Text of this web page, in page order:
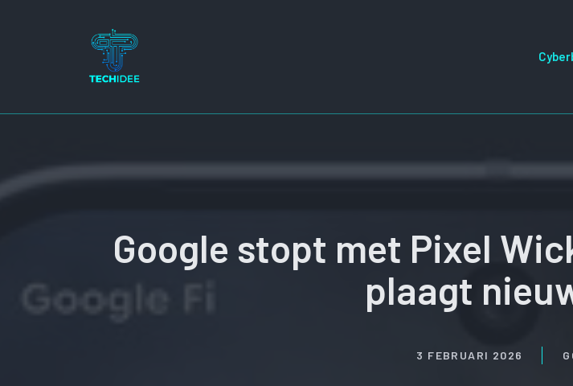
Google stopt met Pixel
plaagt
3 FEBRUARI 2026